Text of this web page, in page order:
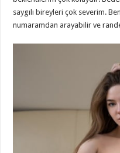
saygılı bireyleri çok severim.
numaramdan arayabilir ve